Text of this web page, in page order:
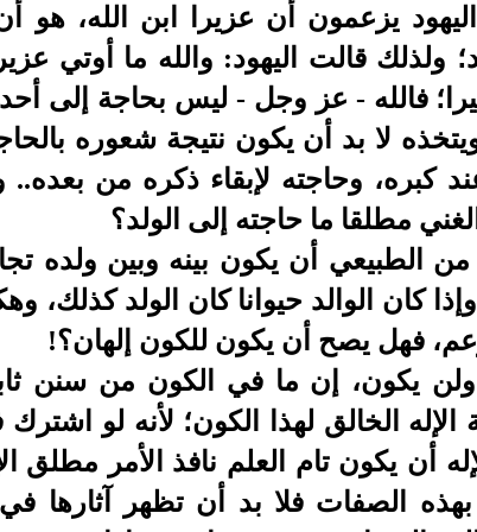
يزعمون أن عزيرا ابن الله، هو
قالت اليهود: والله ما أوتي عزير
فالله - عز وجل - ليس بحاجة إلى
لا بد أن يكون نتيجة شعوره
كبره، وحاجته لإبقاء ذكره من
مطلقا ما حاجته إلى الولد؟
من الطبيعي أن يكون بينه وبين ولده
كان الوالد حيوانا كان الولد كذلك،
فهل يصح أن يكون للكون إلهان؟!
يكون، إن ما في الكون من سنن
الخالق لهذا الكون؛ لأنه لو
أن يكون تام العلم نافذ الأمر مطلق
الصفات فلا بد أن تظهر آثارها في